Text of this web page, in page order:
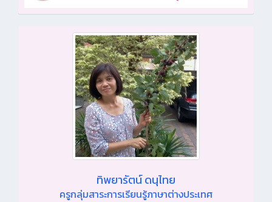
ทิพยารัตน์ ดนุไทย
ครูกลุ่มสาระการเรียนรู้ภาษาต่างประเทศ